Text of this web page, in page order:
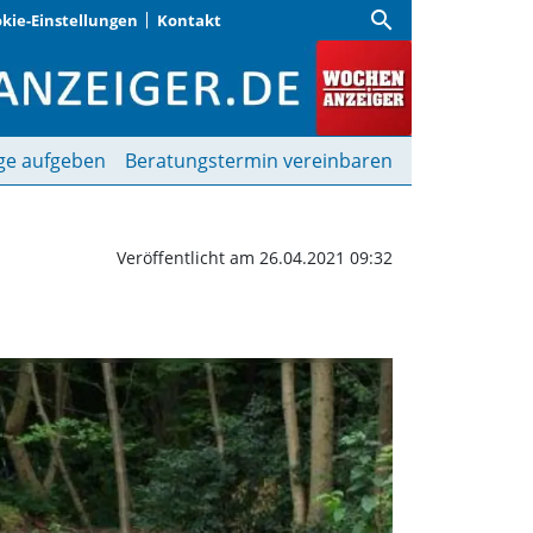
Einstellungen Kontakt search
aufgeben Beratungstermin vereinbaren
Veröffentlicht am 26.04.2021 09:32